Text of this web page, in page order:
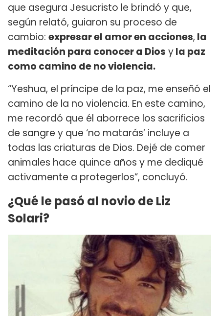
que asegura Jesucristo le brindó y que,
según relató, guiaron su proceso de
cambio: expresar el amor en acciones, la
meditación para conocer a Dios yla paz
como camino de no violencia.
“Yeshua, el príncipe de la paz, me enseñó el
camino de la no violencia. En este camino,
me recordó que él aborrece los sacrificios
de sangre y que ‘no matarás’ incluye a
todas las criaturas de Dios. Dejé de comer
animales hace quince años y me dediqué
activamente a protegerlos”, concluyó.
¿Qué le pasó al novio de Liz
Solari?